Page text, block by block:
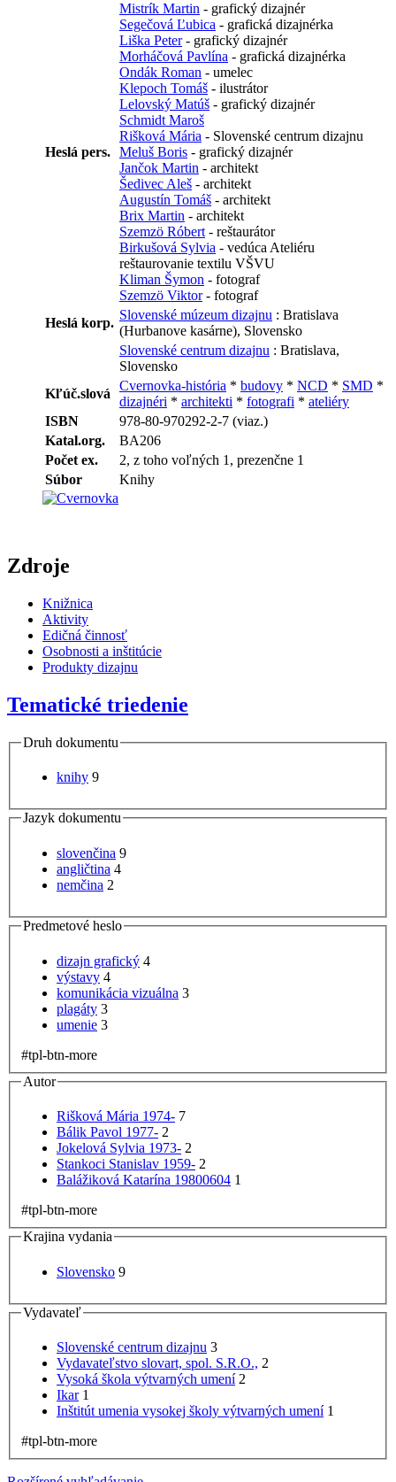
Heslá pers.
Mistrík Martin - grafický dizajnér
Segečová Ľubica - grafická dizajnérka
Liška Peter- grafický dizajnér
Morháčová Pavlína - grafická dizajnérka
Ondák Roman - umelec
Klepoch Tomáš - ilustrátor
Lelovský Matúš - grafický dizajnér
Schmidt Maroš
Rišková Mária - Slovenské centrum dizajnu
Meluš Boris - grafický dizajnér
Jančok Martin - architekt
Šedivec Aleš - architekt
Augustín Tomáš - architekt
Brix Martin - architekt
Szemzö Róbert - reštaurátor
Birkušová Sylvia - vedúca Ateliéru
reštaurovanie textilu VŠVU
Kliman Šymon - fotograf
Szemzö Viktor- fotograf
Heslá korp.
Slovenské múzeum dizajnu : Bratislava
(Hurbanove kasárne), Slovensko
Slovenské centrum dizajnu : Bratislava,
Slovensko
Kľúč.slová
Cvernovka-história * budovy * NCD * SMD *
dizajnéri * architekti * fotografi * ateliéry
ISBN
978-80-970292-2-7 (viaz.)
Katal.org.
BA206
Počet ex.
2, z toho voľných 1, prezenčne 1
Súbor
Knihy
Zdroje
Knižnica
Aktivity
Edičná činnosť
Osobnosti a inštitúcie
Produkty dizajnu
Tematické triedenie
Druh dokumentu
knihy 9
Jazyk dokumentu
slovenčina 9
angličtina 4
nemčina 2
Predmetové heslo
dizajn grafický 4
výstavy 4
komunikácia vizuálna 3
plagáty 3
umenie 3
#tpl-btn-more
Autor
Rišková Mária 1974- 7
Bálik Pavol 1977- 2
Jokelová Sylvia 1973- 2
Stankoci Stanislav 1959- 2
Balážiková Katarína 19800604 1
#tpl-btn-more
Krajina vydania
Slovensko 9
Vydavateľ
Slovenské centrum dizajnu 3
Vydavateľstvo slovart, spol. S.R.O., 2
Vysoká škola výtvarných umení 2
Ikar 1
Inštitút umenia vysokej školy výtvarných umení 1
#tpl-btn-more